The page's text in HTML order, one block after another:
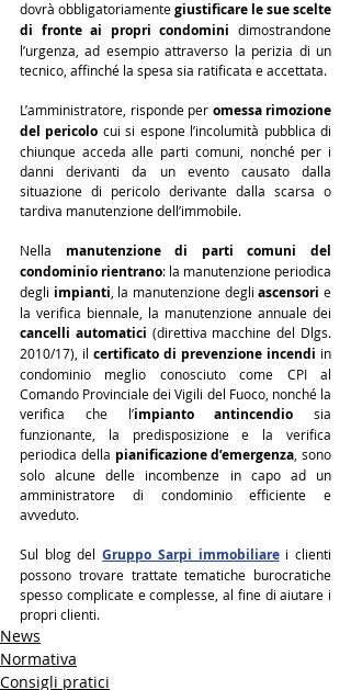
dovrà obbligatoriamente giustificare le sue scelte
di fronte ai propri condomini dimostrandone
l’urgenza, ad esempio attraverso la perizia di un
tecnico, affinché la spesa sia ratificata e accettata.
L’amministratore, risponde per omessa rimozione
del pericolo cui si espone l’incolumità pubblica di
chiunque acceda alle parti comuni, nonché per i
danni derivanti da un evento causato dalla
situazione di pericolo derivante dalla scarsa o
tardiva manutenzione dell’immobile.
Nella manutenzione di parti comuni del
condominio rientrano: la manutenzione periodica
degli impianti, la manutenzione degli ascensori e
cancelli automatici (direttiva macchine del Dlgs.
2010/17), il certificato di prevenzione incendi in
condominio meglio conosciuto come CPI al
Comando Provinciale dei Vigili del Fuoco, nonché la
verifica che l’impianto antincendio sia
funzionante, la predisposizione e la verifica
periodica della pianificazione d’emergenza, sono
solo alcune delle incombenze in capo ad un
amministratore di condominio efficiente e
avveduto.
Sul blog del Gruppo Sarpi immobiliare i clienti
possono trovare trattate tematiche burocratiche
spesso complicate e complesse, al fine di aiutare i
propri clienti.
News
Normativa
Consigli pratici